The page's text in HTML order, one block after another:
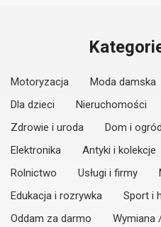
Motoryzacja Moda damska
Dla dzieci
Nieruchomości
Zdrowie i uroda
Dom i ogród
Elektronika
Antyki i kolekcje
Rolnictwo
Usługi i firmy
Edukacja i rozrywka
Sport i
Oddam za darmo
Wymiana